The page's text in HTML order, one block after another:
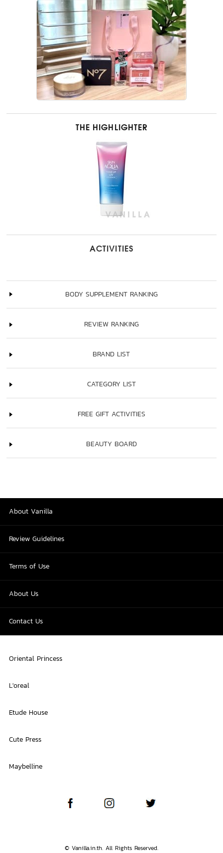
THE HIGHLIGHTER
ACTIVITIES
BODY SUPPLEMENT RANKING
REVIEW RANKING
BRAND LIST
CATEGORY LIST
FREE GIFT ACTIVITIES
BEAUTY BOARD
About Vanilla
Review Guidelines
Terms of Use
About Us
Contact Us
Oriental Princess
L'oreal
Etude House
Cute Press
Maybelline
© Vanilla.in.th. All Rights Reserved.